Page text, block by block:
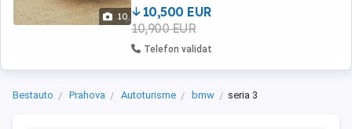
10
distributie in fata pe ...
10,500 EUR
10,900 EUR
Telefon validat
Bestauto Prahova Autoturisme bmw seria 3